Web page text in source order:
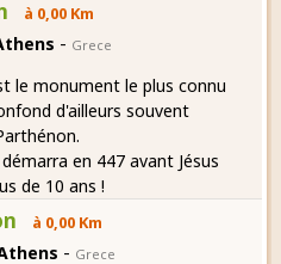
à 0,00 Km
- Grece
le monument le plus connu
d'ailleurs souvent
en 447 avant Jésus
de 10 ans !
à 0,00 Km
- Grece